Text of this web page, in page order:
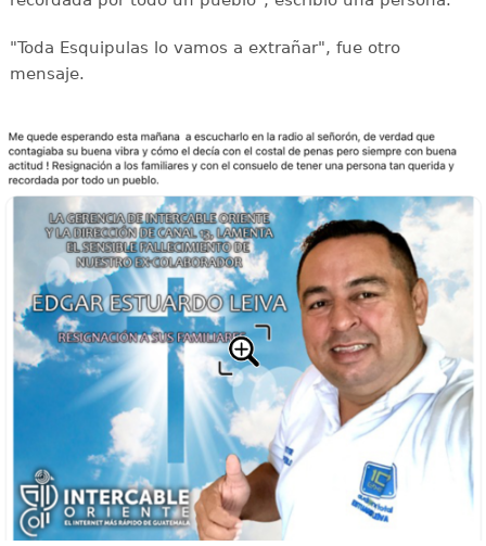
"Toda Esquipulas lo vamos a extrañar", fue otro
mensaje.